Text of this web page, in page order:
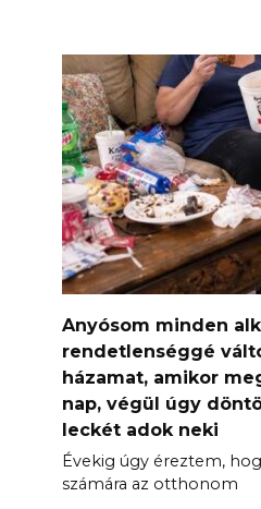
Anyósom minden
rendetlenséggé
házamat, amikor
nap, végül úgy
leckét adok neki
Évekig úgy éreztem,
számára az otthonom